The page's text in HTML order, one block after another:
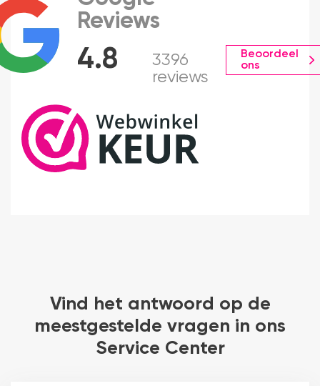
4.8
Reviews
3396
reviews
Beoordeel
ons
Vind het antwoord op de
meestgestelde vragen in ons
Service Center